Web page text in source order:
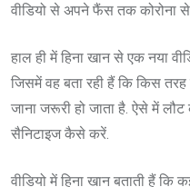
वीडियो से अपने फैंस तक कोरोना
हाल ही में हिना खान से एक नया
जिसमें वह बता रही हैं कि किस
जाना जरूरी हो जाता है. ऐसे में
सैनिटाइज कैसे करें.
वीडियो में हिना खान बताती हैं कि